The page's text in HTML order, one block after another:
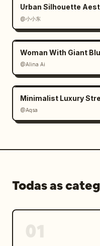
Urban Silhouette
@小小东
Woman With Giant
@Alina Ai
Minimalist Luxury
@Aqsa
Todas as